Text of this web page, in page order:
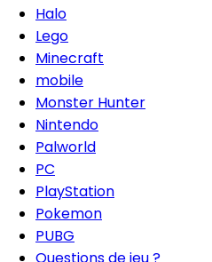
Halo
Lego
Minecraft
mobile
Monster Hunter
Nintendo
Palworld
PC
PlayStation
Pokemon
PUBG